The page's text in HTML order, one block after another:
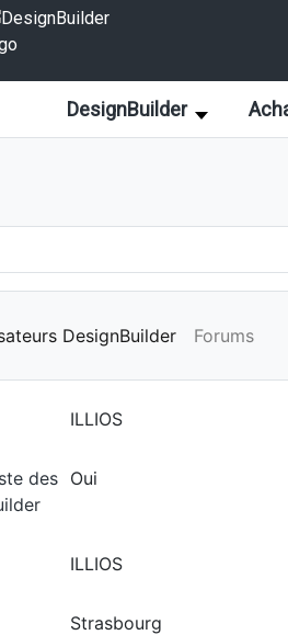
DesignBuilder
DesignBuilder Forums
ILLIOS
des
Oui
ILLIOS
Strasbourg